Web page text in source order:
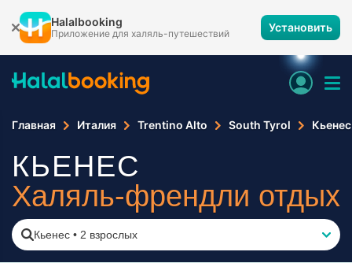
Halalbooking
Приложение для халяль-путешествий Установить
Главная Италия Trentino Alto South Tyrol Кьенес
КЬЕНЕС
Халяль-френдли отдых
Кьенес • 2 взрослых